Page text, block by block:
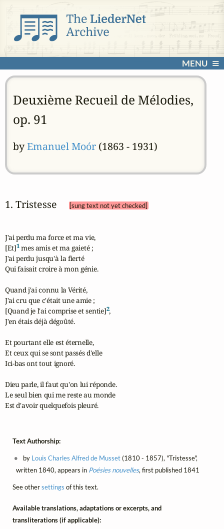
MENU
Deuxième Recueil de Mélodies,
op. 91
byEmanuel Moór(1863 - 1931)
1. Tristesse [sung text not yet checked]
J'ai perdu ma force et ma vie,
[Et]1 mes amis et ma gaieté ;
J'ai perdu jusqu'à la fierté
Qui faisait croire à mon génie.
Quand j'ai connu la Vérité,
J'ai cru que c'était une amie ;
[Quand je l'ai comprise et sentie]2,
J'en étais déjà dégoûté.
Et pourtant elle est éternelle,
Et ceux qui se sont passés d'elle
Ici-bas ont tout ignoré.
Dieu parle, il faut qu'on lui réponde.
Le seul bien qui me reste au monde
Est d'avoir quelquefois pleuré.
Text Authorship:
by Louis Charles Alfred de Musset(1810 - 1857), "Tristesse",
written 1840, appears in Poésies nouvelles, first published 1841
See othersettings of this text.
Available translations, adaptations or excerpts, and
transliterations (if applicable):